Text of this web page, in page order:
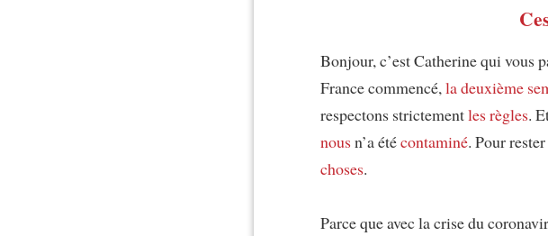
Bonjour, c’est Catherine qui vous
France commencé, la deuxième
respectons strictementles règles.
nousn’a étécontaminé. Pour
choses.
Parce que avec la crise du